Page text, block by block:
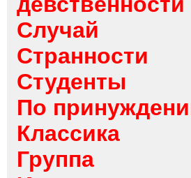
Случай
Странности
Студенты
По
Классика
Группа